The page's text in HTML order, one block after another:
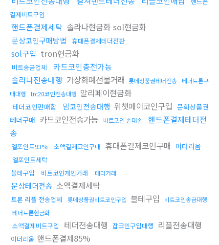
결제비트구입
핸드폰결제세탁 솔라나현금화 sol현금화
문상코인구매방법 휴대폰결제테더전환
sol구입 tron현금화
비트송금업체
카드코인충전가능
솔라나전송대행 가상화폐선물거래 롯데상품권테더전송 테더트론구
매대행
trc20코인전송대행 알리페이현금화
테더코인판매함 밈코인전송대행 위챗페이코인구입 문화상품권
테더구매 카드코인전송가능 비트코인 손대손
핸드폰결제테더전
송
엘포인트93% 소액결제코인구매 휴대폰결제코인구매 이더리움
엘포인트세탁
블테구입
비트코인개인거래 테더거래
문상테더전송 소액결제세탁
트론 리플 전송업체 롯데상품권비트코인구입 블테구입
비트코인송금대행
테더트론현금화
소액결제비트구입 테더전송대행 잡코인구입대행 리플전송대행
이더리움 핸드폰결제85%